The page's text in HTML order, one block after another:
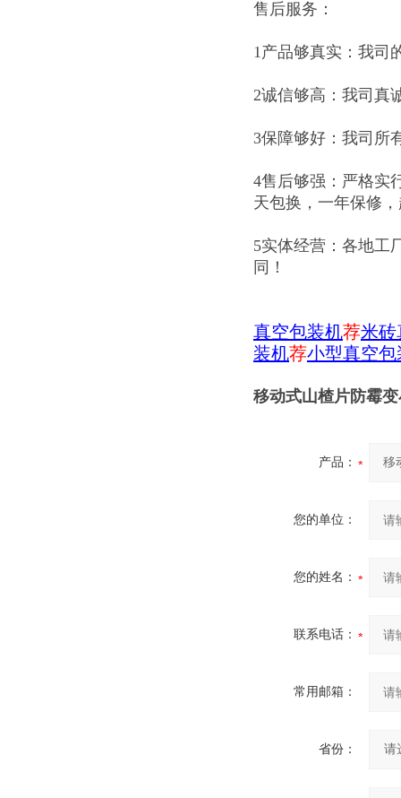
售后服务：
1产品够真实：我司
2诚信够高：我司真
3保障够好：我司所
4售后够强：严格实
天包换，一年保修
5实体经营：各地工
同！
真空包装机荐米砖
装机荐小型真空包
移动式山楂片防霉
产品：
您的单位：
您的姓名：
联系电话：
常用邮箱：
省份：